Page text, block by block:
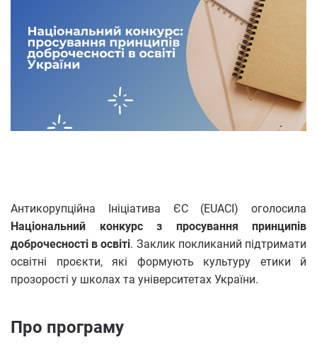
Антикорупційна Ініціатива ЄС (EUACI) оголосила
Національний конкурс з просування принципів
доброчесності в освіті. Заклик покликаний підтримати
освітні проєкти, які формують культуру етики й
прозорості у школах та університетах України.
Про програму